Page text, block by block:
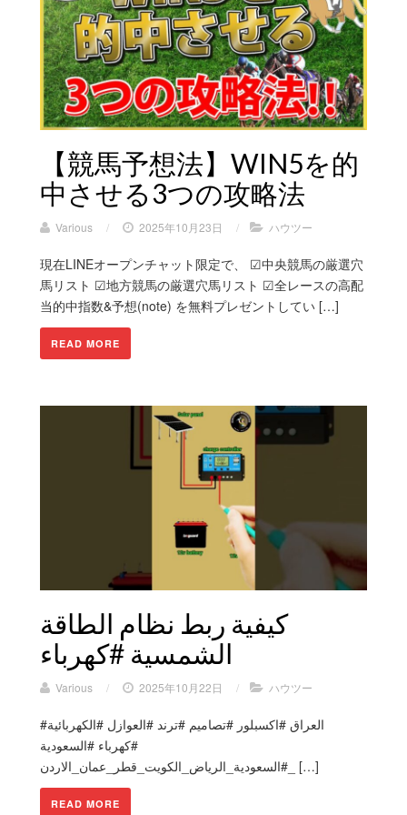
【競馬予想法】WIN5を的
中させる3つの攻略法
Various / 2025年10月23日 / ハウツー
現在LINEオープンチャット限定で、 ☑︎中央競馬の厳選穴
馬リスト ☑︎地方競馬の厳選穴馬リスト ☑︎全レースの高配
当的中指数&予想(note) を無料プレゼントしてい […]
READ MORE
كيفية ربط نظام الطاقة
الشمسية #كهرباء
Various / 2025年10月22日 / ハウツー
#العراق #اكسبلور #تصاميم #ترند #العوازل #الكهربائية
#كهرباء #السعودية
#السعودية_الرياض_الكويت_قطر_عمان_الاردن_ […]
READ MORE